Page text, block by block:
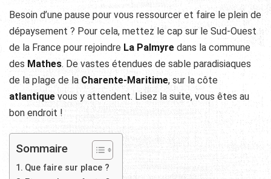
Besoin d’une pause pour vous ressourcer et faire le plein de
dépaysement ? Pour cela, mettez le cap sur le Sud-Ouest
de la France pour rejoindre La Palmyre dans la commune
des Mathes. De vastes étendues de sable paradisiaques
de la plage de la Charente-Maritime, sur la côte
atlantiquevous y attendent. Lisez la suite, vous êtes au
bon endroit !
Sommaire
Que faire sur place ?